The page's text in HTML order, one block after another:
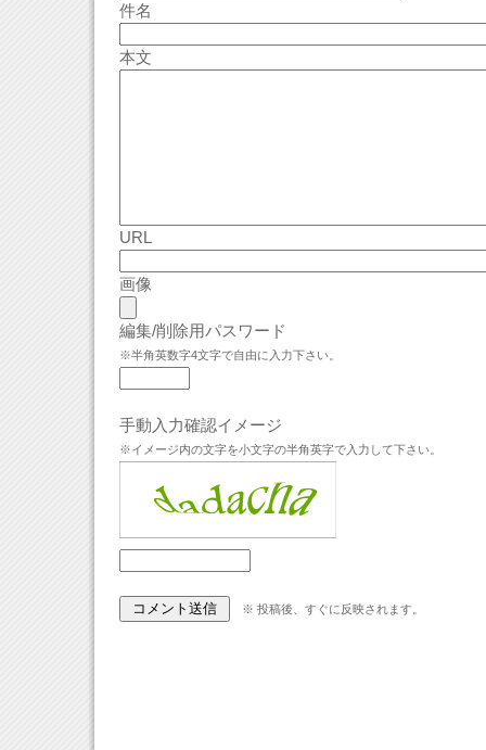
件名
本文
URL
画像
編集/削除用パスワード
※半角英数字4文字で自由に入力下さい。
手動入力確認イメージ
※イメージ内の文字を小文字の半角英字で入力して下さい。
※ 投稿後、すぐに反映されます。